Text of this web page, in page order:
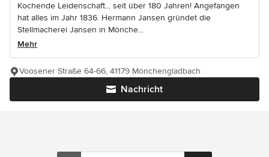
Kochende Leidenschaft... seit über 180 Jahren! Angefangen
hat alles im Jahr 1836. Hermann Jansen gründet die
Stellmacherei Jansen in Mönche...
Mehr
Nachricht
Voosener Straße 64-66, 41179 Mönchengladbach